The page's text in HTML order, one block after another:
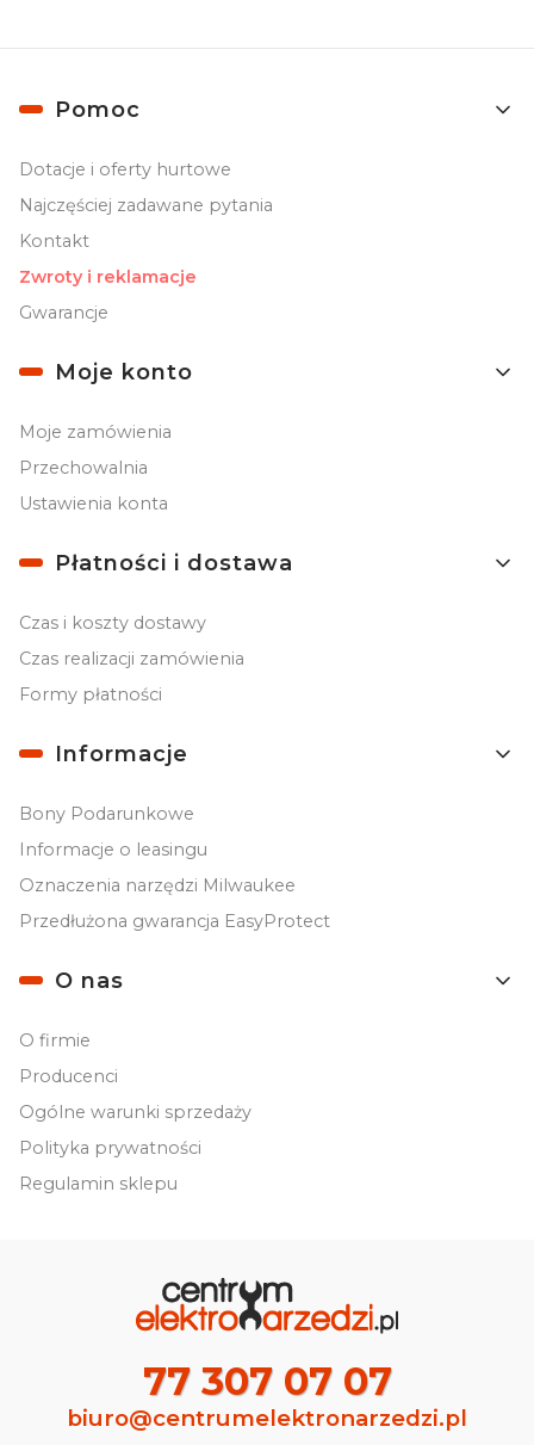
Linki w stopce
Pomoc
Dotacje i oferty hurtowe
Najczęściej zadawane pytania
Kontakt
Zwroty i reklamacje
Gwarancje
Moje konto
Moje zamówienia
Przechowalnia
Ustawienia konta
Płatności i dostawa
Czas i koszty dostawy
Czas realizacji zamówienia
Formy płatności
Informacje
Bony Podarunkowe
Informacje o leasingu
Oznaczenia narzędzi Milwaukee
Przedłużona gwarancja EasyProtect
O nas
O firmie
Producenci
Ogólne warunki sprzedaży
Polityka prywatności
Regulamin sklepu
77 307 07 07
biuro@centrumelektronarzedzi.pl